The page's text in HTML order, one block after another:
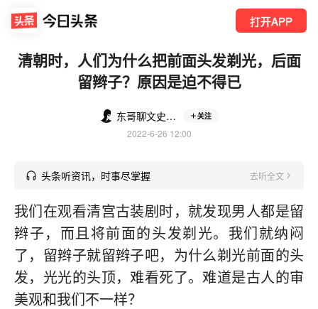
打开APP
清朝时，人们为什么把前面头发剃光，后面
留辫子？原因是迫不得已
东哥聊文史民俗 关注
2022-6-26 12:00
头条听资讯，时事尽掌握 去听全文
我们在观看清宫古装剧时，就发现男人都是留
辫子，而且将前面的头发剃光。我们就纳闷
了，留辫子就留辫子吧，为什么剃光前面的头
发，光光的头顶，难看死了。难道是古人的审
美观和我们不一样？